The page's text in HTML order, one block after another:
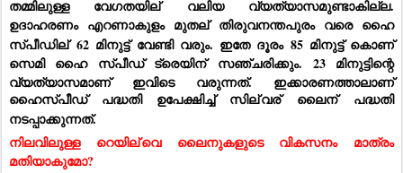
തമ്മിലുള്ള വേഗതയില് വലിയ വ്യത്യാസമുണ്ടാകില്ല.
ഉദാഹരണം എറണാകുളം മുതല് തിരുവനന്തപുരം വരെ ഹൈ
സ്പീഡില് 62 മിനുട്ട് വേണ്ടി വരും. ഇതേ ദൂരം 85 മിനുട്ട് കൊണ്
സെമി ഹൈ സ്പീഡ് ട്രെയിന് സഞ്ചരിക്കും. 23 മിനുട്ടിന്റെ
വ്യത്യാസമാണ് ഇവിടെ വരുന്നത്. ഇക്കാരണത്താലാണ്
ഹൈസ്പീഡ് പദ്ധതി ഉപേക്ഷിച്ച് സില്വര് ലൈന് പദ്ധതി
നടപ്പാക്കുന്നത്.
നിലവിലുള്ള റെയില്വെ ലൈനുകളുടെ വികസനം മാത്രം
മതിയാകുമോ?